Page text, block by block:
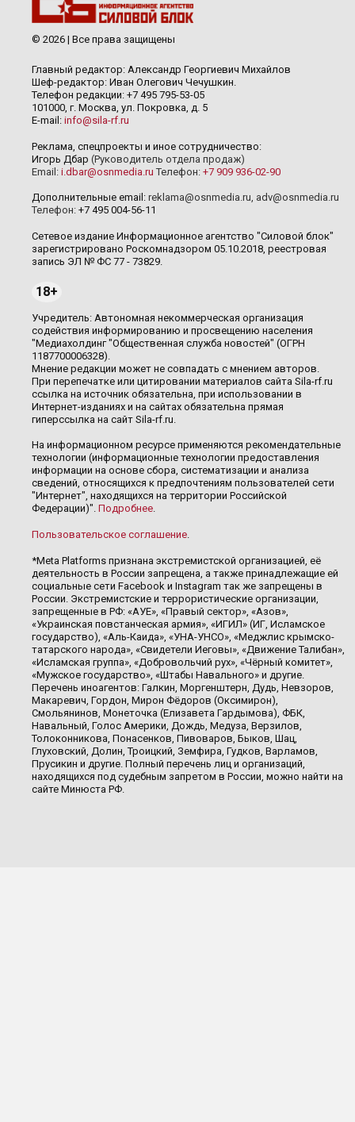
© 2026 | Все права защищены
Главный редактор: Александр Георгиевич Михайлов
Шеф-редактор: Иван Олегович Чечушкин.
Телефон редакции: +7 495 795-53-05
101000, г. Москва, ул. Покровка, д. 5
E-mail: info@sila-rf.ru
Реклама, спецпроекты и иное сотрудничество:
Игорь Дбар (Руководитель отдела продаж)
Email: i.dbar@osnmedia.ru Телефон: +7 909 936-02-90
Дополнительные email: reklama@osnmedia.ru, adv@osnmedia.ru
Телефон: +7 495 004-56-11
Сетевое издание Информационное агентство "Силовой блок"
зарегистрировано Роскомнадзором 05.10.2018, реестровая
запись ЭЛ № ФС 77 - 73829.
18+
Учредитель: Автономная некоммерческая организация
содействия информированию и просвещению населения
"Медиахолдинг "Общественная служба новостей" (ОГРН
1187700006328).
Мнение редакции может не совпадать с мнением авторов.
При перепечатке или цитировании материалов сайта Sila-rf.ru
ссылка на источник обязательна, при использовании в
Интернет-изданиях и на сайтах обязательна прямая
гиперссылка на сайт Sila-rf.ru.
На информационном ресурсе применяются рекомендательные
технологии (информационные технологии предоставления
информации на основе сбора, систематизации и анализа
сведений, относящихся к предпочтениям пользователей сети
"Интернет", находящихся на территории Российской
Федерации)". Подробнее.
Пользовательское соглашение.
*Meta Platforms признана экстремистской организацией, её
деятельность в России запрещена, а также принадлежащие ей
социальные сети Facebook и Instagram так же запрещены в
России. Экстремистские и террористические организации,
запрещенные в РФ: «АУЕ», «Правый сектор», «Азов»,
«Украинская повстанческая армия», «ИГИЛ» (ИГ, Исламское
государство), «Аль-Каида», «УНА-УНСО», «Меджлис крымско-
татарского народа», «Свидетели Иеговы», «Движение Талибан»,
«Исламская группа», «Добровольчий рух», «Чёрный комитет»,
«Мужское государство», «Штабы Навального» и другие.
Перечень иноагентов: Галкин, Моргенштерн, Дудь, Невзоров,
Макаревич, Гордон, Мирон Фёдоров (Оксимирон),
Смольянинов, Монеточка (Елизавета Гардымова), ФБК,
Навальный, Голос Америки, Дождь, Медуза, Верзилов,
Толоконникова, Понасенков, Пивоваров, Быков, Шац,
Глуховский, Долин, Троицкий, Земфира, Гудков, Варламов,
Прусикин и другие. Полный перечень лиц и организаций,
находящихся под судебным запретом в России, можно найти на
сайте Минюста РФ.